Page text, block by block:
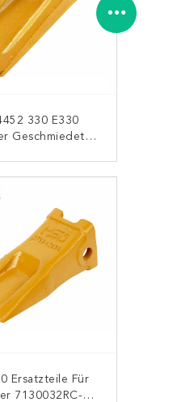
330 E330
Geschmiedete
KONTAKT
Ersatzteile Für
7130032RC-1